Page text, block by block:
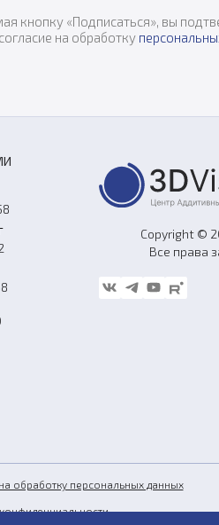
кнопку «Подписаться», вы
согласие на обработку
Copyright ©
Все права
обработку персональных данных